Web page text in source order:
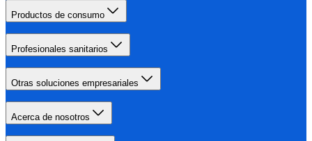
Productos de consumo
Profesionales sanitarios
Otras soluciones empresariales
Acerca de nosotros